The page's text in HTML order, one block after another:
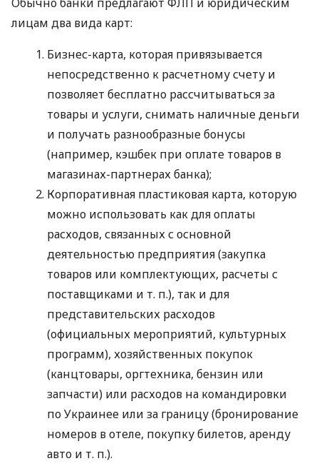
лицам два вида карт:
Бизнес-карта, которая привязывается
непосредственно к расчетному счету и
позволяет бесплатно рассчитываться за
товары и услуги, снимать наличные деньги
и получать разнообразные бонусы
(например, кэшбек при оплате товаров в
магазинах-партнерах банка);
Корпоративная пластиковая карта, которую
можно использовать как для оплаты
расходов, связанных с основной
деятельностью предприятия (закупка
товаров или комплектующих, расчеты с
поставщиками и т. п.), так и для
представительских расходов
(официальных мероприятий, культурных
программ), хозяйственных покупок
(канцтовары, оргтехника, бензин или
запчасти) или расходов на командировки
по Украинее или за границу (бронирование
номеров в отеле, покупку билетов, аренду
авто и т. п.).